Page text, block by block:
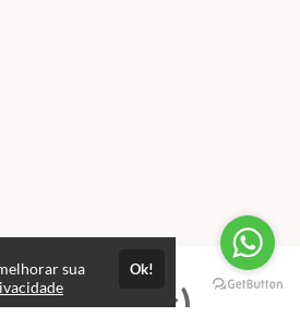
sua
Ok!